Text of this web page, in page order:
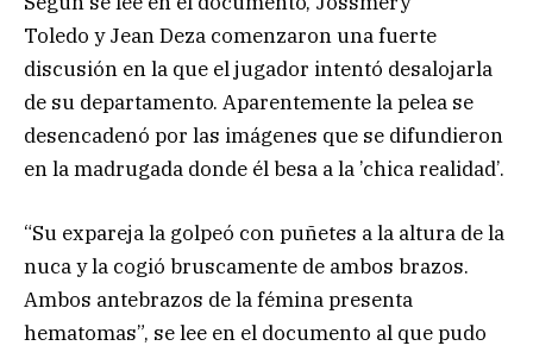
Toledo y Jean Deza comenzaron una fuerte
discusión en la que el jugador intentó desalojarla
de su departamento. Aparentemente la pelea se
desencadenó por las imágenes que se difundieron
en la madrugada donde él besa a la ’chica realidad’.
“Su expareja la golpeó con puñetes a la altura de la
nuca y la cogió bruscamente de ambos brazos.
Ambos antebrazos de la fémina presenta
hematomas”, se lee en el documento al que pudo